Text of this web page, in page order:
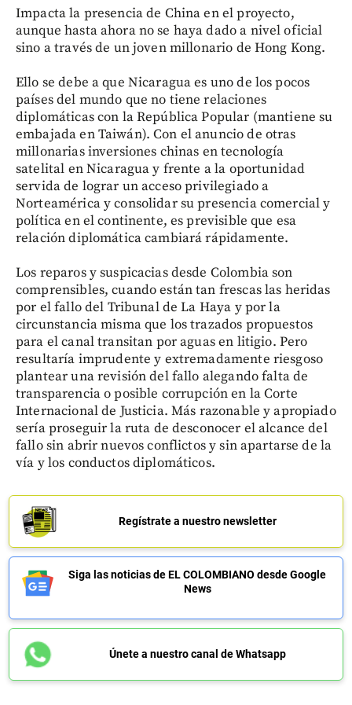
Impacta la presencia de China en el proyecto,
aunque hasta ahora no se haya dado a nivel oficial
sino a través de un joven millonario de Hong Kong.
Ello se debe a que Nicaragua es uno de los pocos
países del mundo que no tiene relaciones
diplomáticas con la República Popular (mantiene su
embajada en Taiwán). Con el anuncio de otras
millonarias inversiones chinas en tecnología
satelital en Nicaragua y frente a la oportunidad
servida de lograr un acceso privilegiado a
Norteamérica y consolidar su presencia comercial y
política en el continente, es previsible que esa
relación diplomática cambiará rápidamente.
Los reparos y suspicacias desde Colombia son
comprensibles, cuando están tan frescas las heridas
por el fallo del Tribunal de La Haya y por la
circunstancia misma que los trazados propuestos
para el canal transitan por aguas en litigio. Pero
resultaría imprudente y extremadamente riesgoso
plantear una revisión del fallo alegando falta de
transparencia o posible corrupción en la Corte
Internacional de Justicia. Más razonable y apropiado
sería proseguir la ruta de desconocer el alcance del
fallo sin abrir nuevos conflictos y sin apartarse de la
vía y los conductos diplomáticos.
Regístrate a nuestro newsletter
Siga las noticias de EL COLOMBIANO desde Google
News
Únete a nuestro canal de Whatsapp